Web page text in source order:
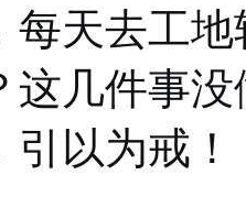
每天去工
这几件事
以为戒！